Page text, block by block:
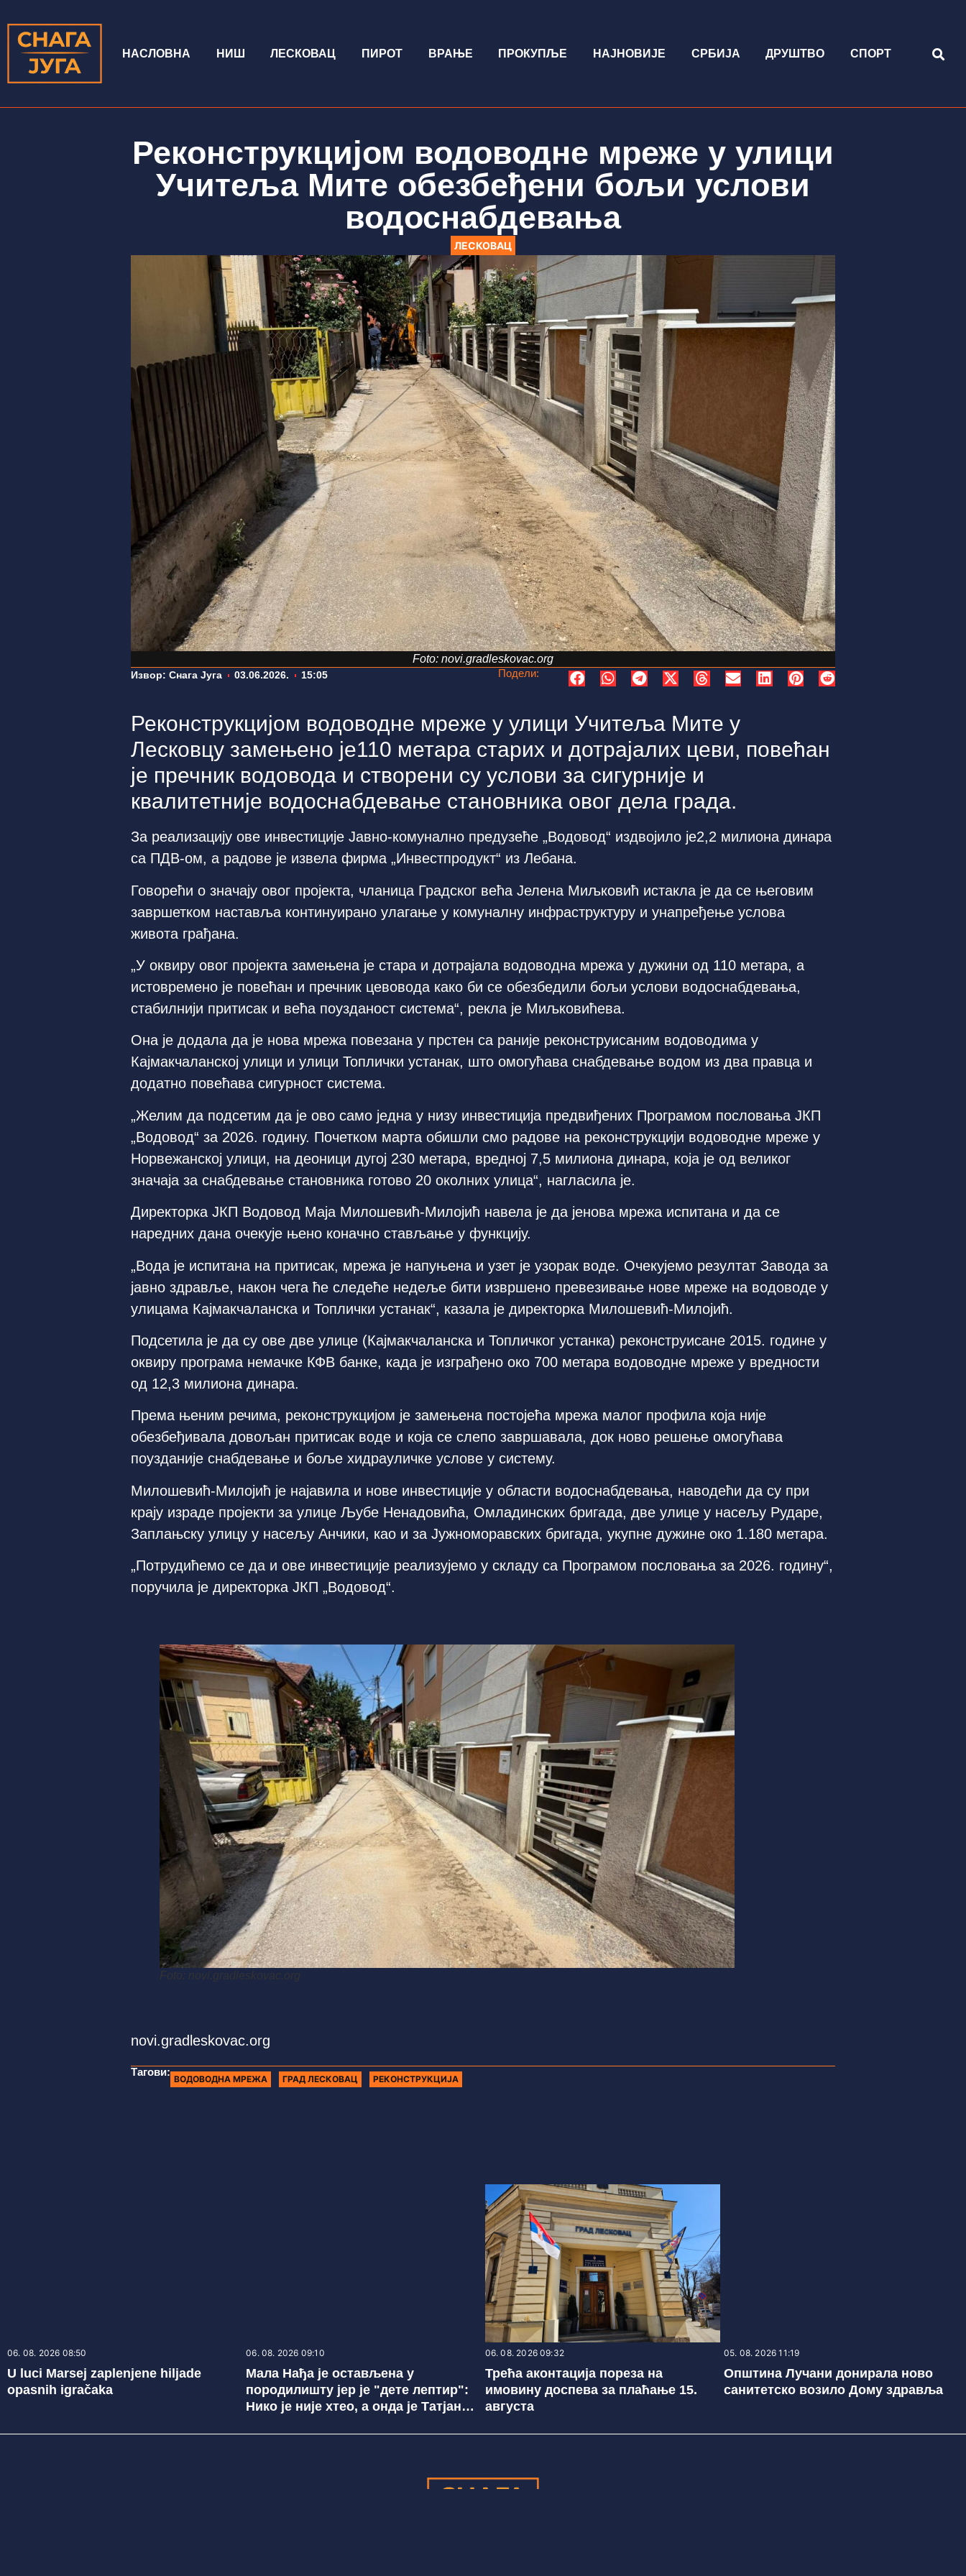
НАСЛОВНА НИШ ЛЕСКОВАЦ ПИРОТ ВРАЊЕ ПРОКУПЉЕ НАЈНОВИЈЕ СРБИЈА ДРУШТВО СПОРТ
Реконструкцијом водоводне мреже у улици
Учитеља Мите обезбеђени бољи услови
водоснабдевања
ЛЕСКОВАЦ
Foto: novi.gradleskovac.org
Извор: Снага Југа 03.06.2026. 15:05 Подели:
Реконструкцијом водоводне мреже у улици Учитеља Мите у
Лесковцу замењено је110 метара старих и дотрајалих цеви, повећан
је пречник водовода и створени су услови за сигурније и
квалитетније водоснабдевање становника овог дела града.
За реализацију ове инвестиције Јавно-комунално предузеће „Водовод“ издвојило је2,2 милиона динара
са ПДВ-ом, а радове је извела фирма „Инвестпродукт“ из Лебана.
Говорећи о значају овог пројекта, чланица Градског већа Јелена Миљковић истакла је да се његовим
завршетком наставља континуирано улагање у комуналну инфраструктуру и унапређење услова
живота грађана.
„У оквиру овог пројекта замењена је стара и дотрајала водоводна мрежа у дужини од 110 метара, а
истовремено је повећан и пречник цевовода како би се обезбедили бољи услови водоснабдевања,
стабилнији притисак и већа поузданост система“, рекла је Миљковићева.
Она је додала да је нова мрежа повезана у прстен са раније реконструисаним водоводима у
Кајмакчаланској улици и улици Топлички устанак, што омогућава снабдевање водом из два правца и
додатно повећава сигурност система.
„Желим да подсетим да је ово само једна у низу инвестиција предвиђених Програмом пословања ЈКП
„Водовод“ за 2026. годину. Почетком марта обишли смо радове на реконструкцији водоводне мреже у
Норвежанској улици, на деоници дугој 230 метара, вредној 7,5 милиона динара, која је од великог
значаја за снабдевање становника готово 20 околних улица“, нагласила је.
Директорка ЈКП Водовод Маја Милошевић-Милојић навела је да јенова мрежа испитана и да се
наредних дана очекује њено коначно стављање у функцију.
„Вода је испитана на притисак, мрежа је напуњена и узет је узорак воде. Очекујемо резултат Завода за
јавно здравље, након чега ће следеће недеље бити извршено превезивање нове мреже на водоводе у
улицама Кајмакчаланска и Топлички устанак“, казала је директорка Милошевић-Милојић.
Подсетила је да су ове две улице (Кајмакчаланска и Топличког устанка) реконструисане 2015. године у
оквиру програма немачке КФВ банке, када је изграђено око 700 метара водоводне мреже у вредности
од 12,3 милиона динара.
Према њеним речима, реконструкцијом је замењена постојећа мрежа малог профила која није
обезбеђивала довољан притисак воде и која се слепо завршавала, док ново решење омогућава
поузданије снабдевање и боље хидрауличке услове у систему.
Милошевић-Милојић је најавила и нове инвестиције у области водоснабдевања, наводећи да су при
крају израде пројекти за улице Љубе Ненадовића, Омладинских бригада, две улице у насељу Рударе,
Заплањску улицу у насељу Анчики, као и за Јужноморавских бригада, укупне дужине око 1.180 метара.
„Потрудићемо се да и ове инвестиције реализујемо у складу са Програмом пословања за 2026. годину“,
поручила је директорка ЈКП „Водовод“.
Foto: novi.gradleskovac.org
novi.gradleskovac.org
Тагови:
ВОДОВОДНА МРЕЖА ГРАД ЛЕСКОВАЦ РЕКОНСТРУКЦИЈА
06. 08. 2026 08:50
U luci Marsej zaplenjene hiljade
opasnih igračaka
06. 08. 2026 09:10
Мала Нађа је остављена у
породилишту јер је "дете лептир":
Нико је није хтео, а онда је Татјана
06. 08. 2026 09:32
Трећа аконтација пореза на
имовину доспева за плаћање 15.
августа
05. 08. 2026 11:19
Општина Лучани донирала ново
санитетско возило Дому здравља